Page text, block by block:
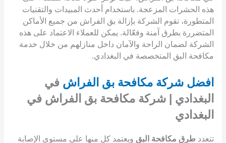
هذه الحشرات المزعجة. باستخدام أحدث المبيدات والتقنيات
المتطورة، تقوم الشركة بإزالة بق الفراش من جميع الأماكن
المتضررة بطرق آمنة وفعّالة. يمكن للعملاء الاعتماد على هذه
الشركة لضمان الراحة والآمان داخل منازلهم من خلال خدمة
مكافحة البق المتخصصة في البغدادي.
افضل شركة مكافحة بق الفراش في
البغدادي | شركة مكافحة بق الفراش في
البغدادي
تتعدد طرق مكافحة البق ويعتمد كل منها على مستوى الإصابة